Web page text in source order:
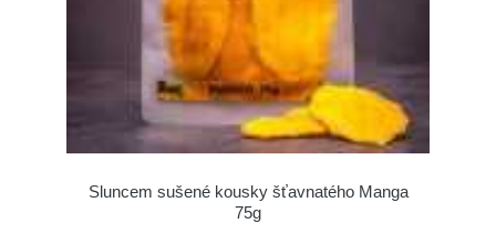
Sluncem sušené kousky šťavnatého Manga
75g